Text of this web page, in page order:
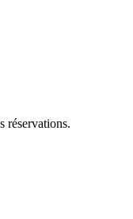
réservations.